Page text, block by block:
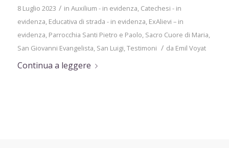
8 Luglio 2023 / in Auxilium - in evidenza, Catechesi - in
evidenza, Educativa di strada - in evidenza, ExAlievi – in
evidenza, Parrocchia Santi Pietro e Paolo, Sacro Cuore di Maria,
San Giovanni Evangelista, San Luigi,Testimoni / da Emil Voyat
Continua a leggere